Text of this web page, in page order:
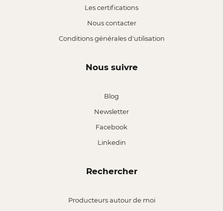
Les certifications
Nous contacter
Conditions générales d'utilisation
Nous suivre
Blog
Newsletter
Facebook
Linkedin
Rechercher
Producteurs autour de moi